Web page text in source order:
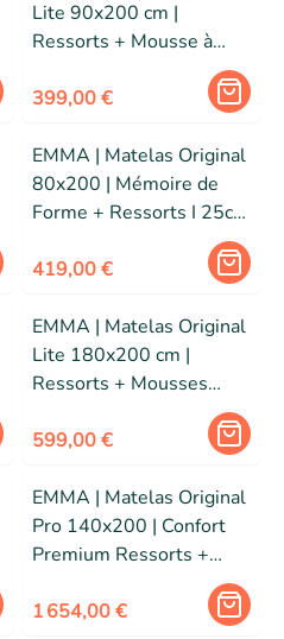
Lite 90x200 cm |
Ressorts + Mousse à
Confort Optimal | Edition
399,00 €
EMMA | Matelas Original
80x200 | Mémoire de
Forme + Ressorts I 25cm
419,00 €
EMMA | Matelas Original
Lite 180x200 cm |
Ressorts + Mousses
respirantes | 5 couches |
Edition 2026
599,00 €
EMMA | Matelas Original
Pro 140x200 | Confort
Premium Ressorts +
Mémoire de Forme | 7
Zones | Edition 2025
1 654,00 €